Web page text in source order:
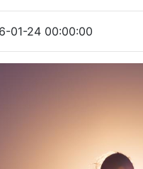
01-24 00:00:00